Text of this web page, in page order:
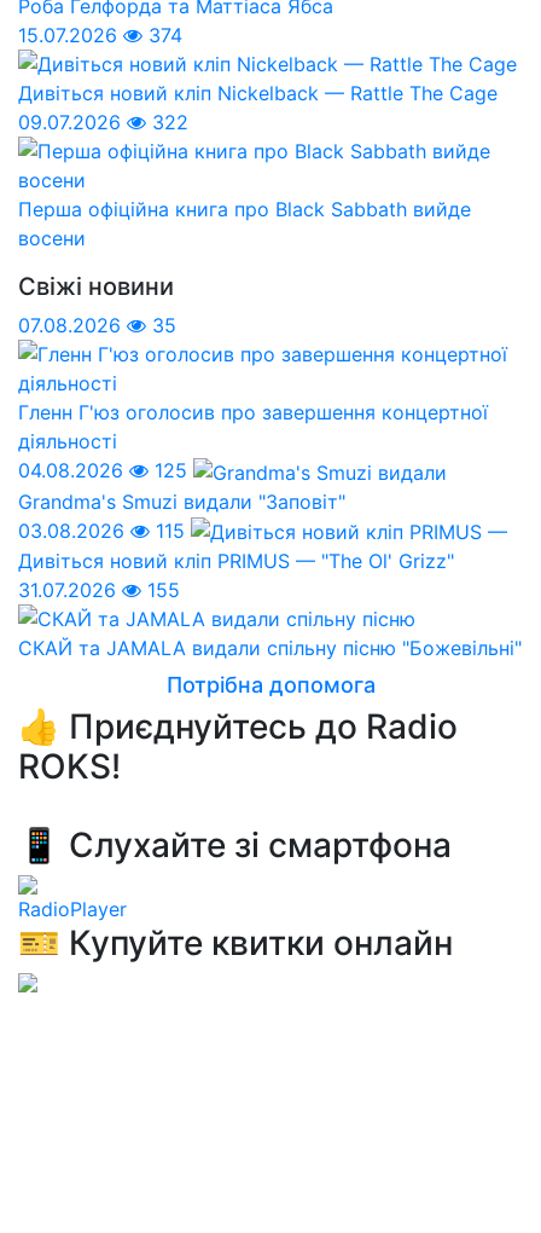
Роба Гелфорда та Маттіаса Ябса
15.07.2026
374
Дивіться новий кліп Nickelback — Rattle The Cage
09.07.2026
322
Перша офіційна книга про Black Sabbath вийде
восени
Свіжі новини
07.08.2026 35
Гленн Г'юз оголосив про завершення концертної
діяльності
04.08.2026
125
Grandma's Smuzi видали "Заповіт"
03.08.2026
115
Дивіться новий кліп PRIMUS — "The Ol' Grizz"
31.07.2026
155
СКАЙ та JAMALA видали спільну пісню "Божевільні"
Потрібна допомога
👍 Приєднуйтесь до Radio
ROKS!
📱 Слухайте зі смартфона
RadioPlayer
🎫 Купуйте квитки онлайн